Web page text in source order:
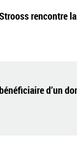
rencontre
d’un